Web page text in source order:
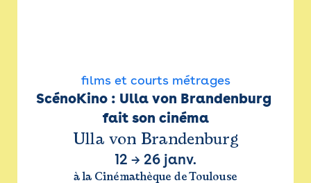
films et courts métrages
ScénoKino : Ulla von Brandenburg
fait son cinéma
Ulla von Brandenburg
12 → 26 janv.
à la Cinémathèque de Toulouse